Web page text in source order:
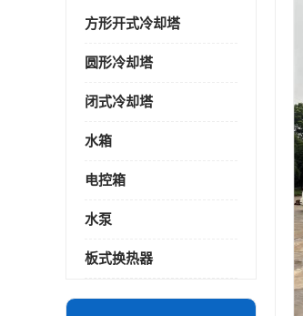
方形开式冷却塔
圆形冷却塔
闭式冷却塔
水箱
电控箱
水泵
板式换热器